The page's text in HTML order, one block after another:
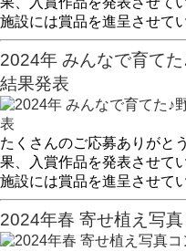
施設には賞品を進呈させて
2024年 みんなで育て
結果発表
たくさんのご応募ありがと
果、入賞作品を発表させて
施設には賞品を進呈させて
2024年春 寄せ植え写